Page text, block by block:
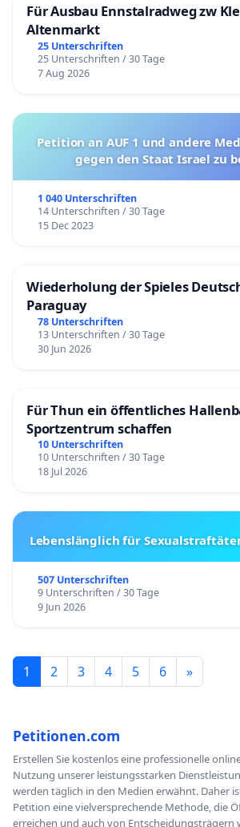
Für Ausbau Ennstalradweg zw
Altenmarkt
25 Unterschriften
25 Unterschriften / 30 Tage
7 Aug 2026
Petition an AUF 1 und andere
gegen den Staat Israel zu
1 040 Unterschriften
14 Unterschriften / 30 Tage
15 Dec 2023
Wiederholung der Spieles
Paraguay
78 Unterschriften
13 Unterschriften / 30 Tage
30 Jun 2026
Für Thun ein öffentliches
Sportzentrum schaffen
10 Unterschriften
10 Unterschriften / 30 Tage
18 Jul 2026
Lebenslänglich für
507 Unterschriften
9 Unterschriften / 30 Tage
9 Jun 2026
1 2 3 4 5 6 »
Petitionen.com
Erstellen Sie kostenlos eine professionelle
Nutzung unserer leistungsstarken
werden täglich in den Medien erwähnt. Daher
Petition eine vielversprechende Methode, die
erreichen und auch von Entscheidungsträgern